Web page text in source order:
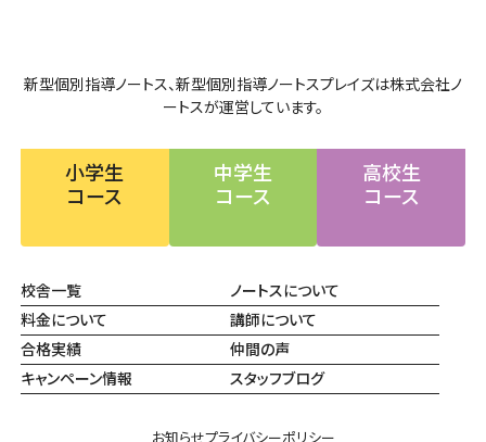
新型個別指導ノートス、新型個別指導ノートスプレイズは株式会社ノ
ートスが運営しています。
小学生
コース
中学生
コース
高校生
コース
校舎一覧
ノートスについて
料金について
講師について
合格実績
仲間の声
キャンペーン情報
スタッフブログ
お知らせプライバシーポリシー